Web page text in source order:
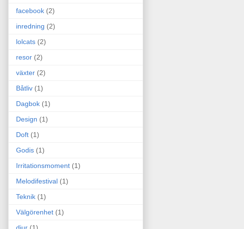
facebook (2)
inredning (2)
lolcats (2)
resor (2)
växter (2)
Båtliv (1)
Dagbok (1)
Design (1)
Doft (1)
Godis (1)
Irritationsmoment (1)
Melodifestival (1)
Teknik (1)
Välgörenhet (1)